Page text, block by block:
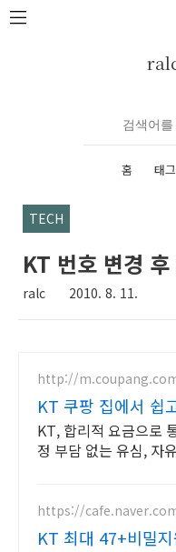
본문 바로가기
홈 태그
TECH
KT 번호 변경
ralc 2010. 8. 11.
http://
KT 쿠팡 집에서 쉽
KT, 합리적 요금으로
정 부담 없는 유심, 자
https://
KT 최대 47+비밀